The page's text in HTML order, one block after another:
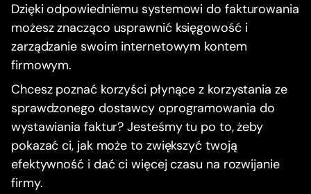
Dzięki odpowiedniemu systemowi do fakturowania
możesz znacząco usprawnić księgowość i
zarządzanie swoim internetowym kontem
firmowym.
Chcesz poznać korzyści płynące z korzystania ze
sprawdzonego dostawcy oprogramowania do
wystawiania faktur? Jesteśmy tu po to, żeby
pokazać ci, jak może to zwiększyć twoją
efektywność i dać ci więcej czasu na rozwijanie
firmy.